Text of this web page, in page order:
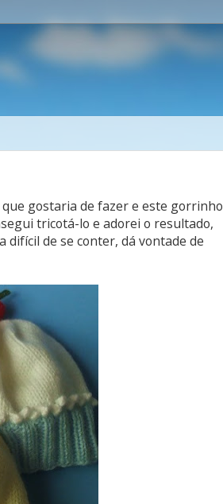
gostaria de fazer e este gorrinho
tricotá-lo e adorei o resultado,
difícil de se conter, dá vontade de